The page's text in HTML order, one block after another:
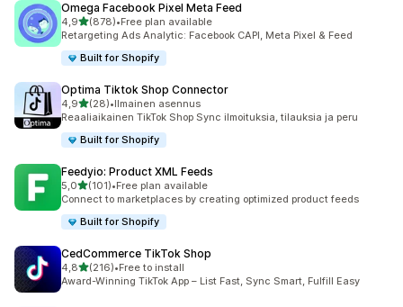
Omega Facebook Pixel Meta Feed
4,9/ 5 tähteä
(878)
878 arvostelua yhteensä
•Free plan available
Retargeting Ads Analytic: Facebook CAPI, Meta Pixel & Feed
Built for Shopify
Optima Tiktok Shop Connector
4,9/ 5 tähteä
(28)
28 arvostelua yhteensä
•Ilmainen asennus
Reaaliaikainen TikTok Shop Sync ilmoituksia, tilauksia ja peru
Built for Shopify
Feedyio: Product XML Feeds
5,0/ 5 tähteä
(101)
101 arvostelua yhteensä
•Free plan available
Connect to marketplaces by creating optimized product feeds
Built for Shopify
CedCommerce TikTok Shop
4,8/ 5 tähteä
(216)
216 arvostelua yhteensä
•Free to install
Award-Winning TikTok App – List Fast, Sync Smart, Fulfill Easy